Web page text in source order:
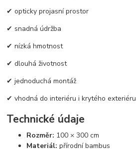
✔ opticky projasní prostor
✔ snadná údržba
✔ nízká hmotnost
✔ dlouhá životnost
✔ jednoduchá montáž
✔ vhodná do interiéru i krytého exteriéru
Technické údaje
Rozměr: 100 × 300 cm
Materiál: přírodní bambus